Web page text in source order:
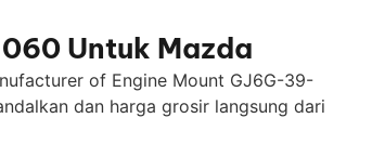
Untuk Mazda
of Engine Mount GJ6G-39-
dan harga grosir langsung dari